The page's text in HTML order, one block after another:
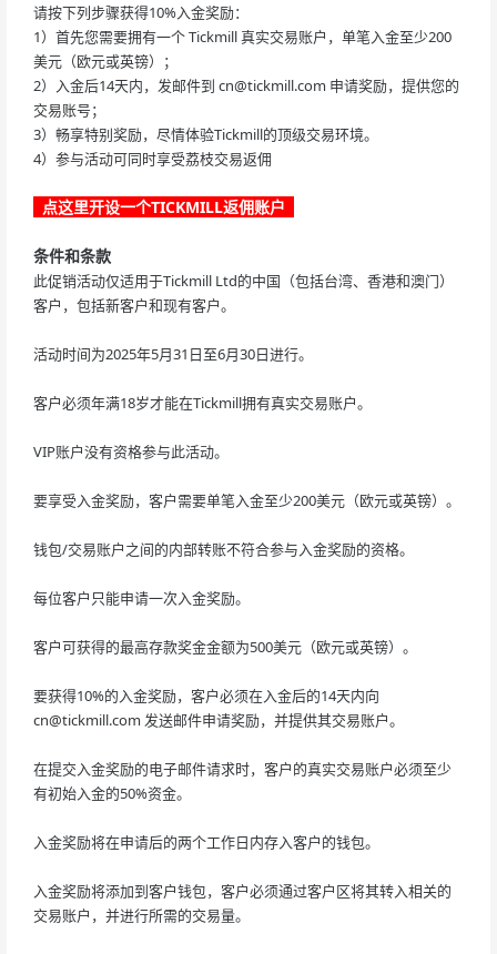
请按下列步骤获得10%入金奖励：
1）首先您需要拥有一个 Tickmill 真实交易账户，单笔入金至少200
美元（欧元或英镑）；
2）入金后14天内，发邮件到 cn@tickmill.com 申请奖励，提供您的
交易账号；
3）畅享特别奖励，尽情体验Tickmill的顶级交易环境。
4）参与活动可同时享受荔枝交易返佣
点这里开设一个TICKMILL返佣账户
条件和条款
此促销活动仅适用于Tickmill Ltd的中国（包括台湾、香港和澳门）
客户，包括新客户和现有客户。
活动时间为2025年5月31日至6月30日进行。
客户必须年满18岁才能在Tickmill拥有真实交易账户。
VIP账户没有资格参与此活动。
要享受入金奖励，客户需要单笔入金至少200美元（欧元或英镑）。
钱包/交易账户之间的内部转账不符合参与入金奖励的资格。
每位客户只能申请一次入金奖励。
客户可获得的最高存款奖金金额为500美元（欧元或英镑）。
要获得10%的入金奖励，客户必须在入金后的14天内向
cn@tickmill.com 发送邮件申请奖励，并提供其交易账户。
在提交入金奖励的电子邮件请求时，客户的真实交易账户必须至少
有初始入金的50%资金。
入金奖励将在申请后的两个工作日内存入客户的钱包。
入金奖励将添加到客户钱包，客户必须通过客户区将其转入相关的
交易账户，并进行所需的交易量。